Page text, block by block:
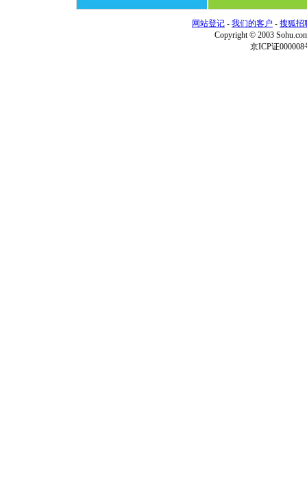
网站登记 - 我们的客户 - 搜狐招
Copyright © 2003
京ICP证